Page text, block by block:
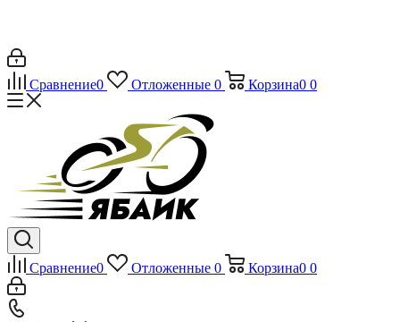
Сравнение0 Отложенные 0 Корзина0 0
Сравнение0 Отложенные 0 Корзина0 0